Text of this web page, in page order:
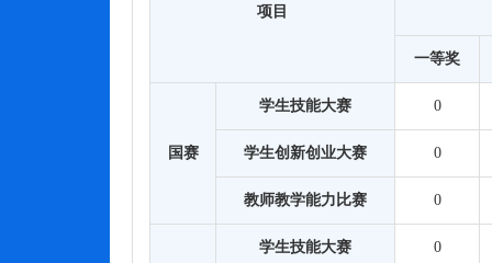
项目
一等奖
国赛
学生技能大赛 0
学生创新创业大赛 0
教师教学能力比赛 0
学生技能大赛 0